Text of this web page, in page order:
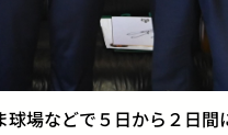
場などで５日から２日間